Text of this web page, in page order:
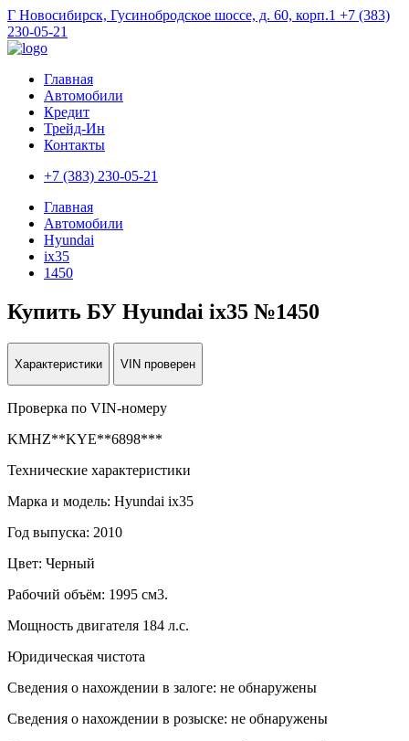
Г Новосибирск, Гусинобродское шоссе, д. 60, корп.1 +7 (383)
230-05-21
Главная
Автомобили
Кредит
Трейд-Ин
Контакты
+7 (383) 230-05-21
Главная
Автомобили
Hyundai
ix35
1450
Купить БУ Hyundai ix35 №1450
Характеристики VIN проверен
Проверка по VIN-номеру
KMHZ**KYE**6898***
Технические характеристики
Марка и модель: Hyundai ix35
Год выпуска: 2010
Цвет: Черный
Рабочий объём: 1995 см3.
Мощность двигателя 184 л.с.
Юридическая чистота
Сведения о нахождении в залоге: не обнаружены
Сведения о нахождении в розыске: не обнаружены